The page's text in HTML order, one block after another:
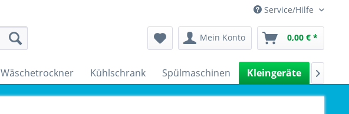
Service/Hilfe
Mein Konto 0,00 € *
Wäschetrockner Kühlschrank Spülmaschinen Kleingeräte Sale
